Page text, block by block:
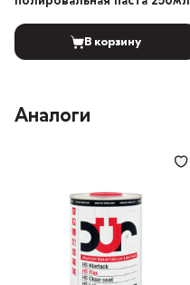
В корзину
Аналоги